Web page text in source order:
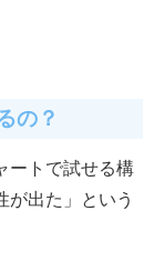
の？
ートで試せる構
が出た」という